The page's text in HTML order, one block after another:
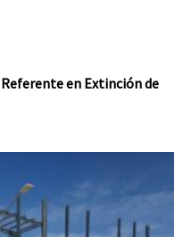
en Extinción de